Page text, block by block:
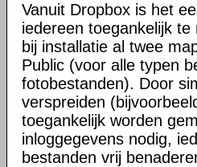
Vanuit Dropbox is het
iedereen toegankelijk
bij installatie al twee
Public (voor alle typen
fotobestanden). Door
verspreiden
toegankelijk worden
inloggegevens nodig,
bestanden vrij